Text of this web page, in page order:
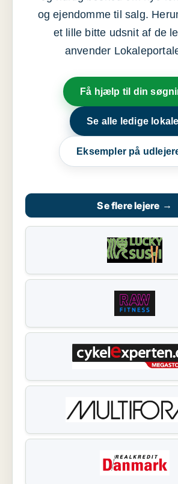
og ejendomme til salg.
et lille bitte udsnit af de
anvender
Få hjælp til din
Se alle ledige
Eksempler på
Se flere lejere →